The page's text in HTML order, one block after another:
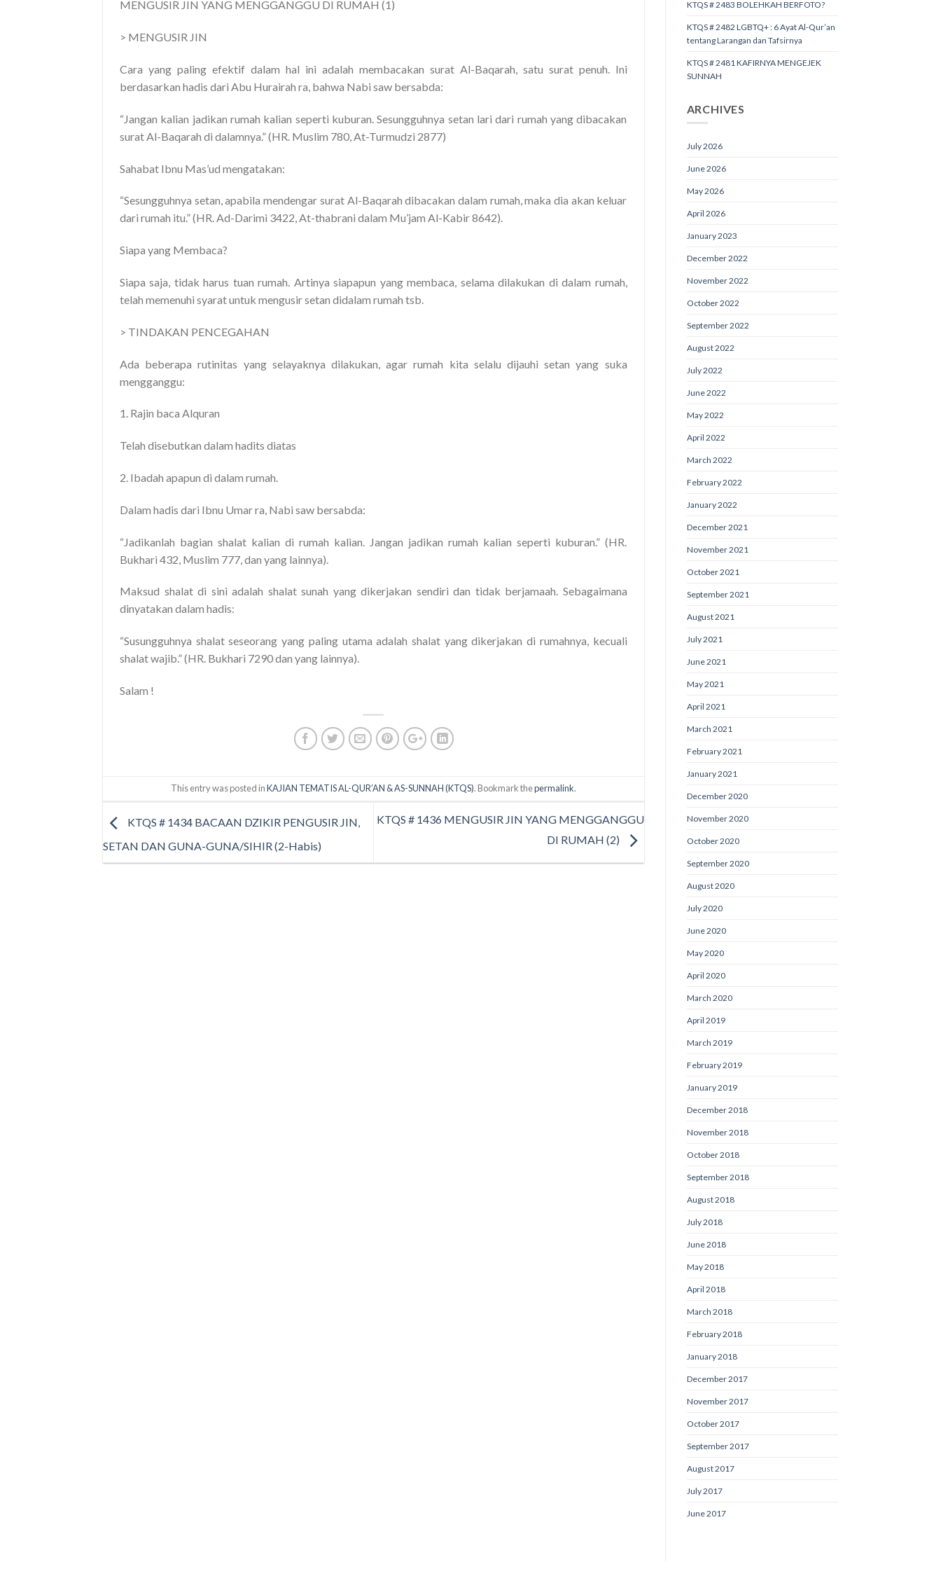
MENGUSIR JIN YANG MENGGANGGU DI RUMAH (1)
> MENGUSIR JIN
Cara yang paling efektif dalam hal ini adalah membacakan surat Al-Baqarah, satu surat penuh. Ini
berdasarkan hadis dari Abu Hurairah ra, bahwa Nabi saw bersabda:
“Jangan kalian jadikan rumah kalian seperti kuburan. Sesungguhnya setan lari dari rumah yang dibacakan
surat Al-Baqarah di dalamnya.” (HR. Muslim 780, At-Turmudzi 2877)
Sahabat Ibnu Mas’ud mengatakan:
“Sesungguhnya setan, apabila mendengar surat Al-Baqarah dibacakan dalam rumah, maka dia akan keluar
dari rumah itu.” (HR. Ad-Darimi 3422, At-thabrani dalam Mu’jam Al-Kabir 8642).
Siapa yang Membaca?
Siapa saja, tidak harus tuan rumah. Artinya siapapun yang membaca, selama dilakukan di dalam rumah,
telah memenuhi syarat untuk mengusir setan didalam rumah tsb.
> TINDAKAN PENCEGAHAN
Ada beberapa rutinitas yang selayaknya dilakukan, agar rumah kita selalu dijauhi setan yang suka
mengganggu:
1. Rajin baca Alquran
Telah disebutkan dalam hadits diatas
2. Ibadah apapun di dalam rumah.
Dalam hadis dari Ibnu Umar ra, Nabi saw bersabda:
“Jadikanlah bagian shalat kalian di rumah kalian. Jangan jadikan rumah kalian seperti kuburan.” (HR.
Bukhari 432, Muslim 777, dan yang lainnya).
Maksud shalat di sini adalah shalat sunah yang dikerjakan sendiri dan tidak berjamaah. Sebagaimana
dinyatakan dalam hadis:
“Susungguhnya shalat seseorang yang paling utama adalah shalat yang dikerjakan di rumahnya, kecuali
shalat wajib.” (HR. Bukhari 7290 dan yang lainnya).
Salam !
This entry was posted inKAJIAN TEMATIS AL-QUR’AN & AS-SUNNAH (KTQS). Bookmark thepermalink.
KTQS # 1434 BACAAN DZIKIR PENGUSIR JIN,
SETAN DAN GUNA-GUNA/SIHIR (2-Habis)
KTQS # 1436 MENGUSIR JIN YANG MENGGANGGU
DI RUMAH (2)
KTQS # 2483 BOLEHKAH BERFOTO?
KTQS # 2482 LGBTQ+ : 6 Ayat Al-Qur’an
tentang Larangan dan Tafsirnya
KTQS # 2481 KAFIRNYA MENGEJEK
SUNNAH
ARCHIVES
July 2026
June 2026
May 2026
April 2026
January 2023
December 2022
November 2022
October 2022
September 2022
August 2022
July 2022
June 2022
May 2022
April 2022
March 2022
February 2022
January 2022
December 2021
November 2021
October 2021
September 2021
August 2021
July 2021
June 2021
May 2021
April 2021
March 2021
February 2021
January 2021
December 2020
November 2020
October 2020
September 2020
August 2020
July 2020
June 2020
May 2020
April 2020
March 2020
April 2019
March 2019
February 2019
January 2019
December 2018
November 2018
October 2018
September 2018
August 2018
July 2018
June 2018
May 2018
April 2018
March 2018
February 2018
January 2018
December 2017
November 2017
October 2017
September 2017
August 2017
July 2017
June 2017